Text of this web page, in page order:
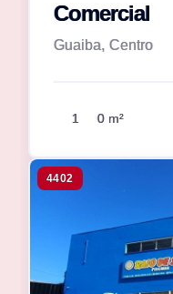
Comercial
Guaiba, Centro
1 0 m²
4402